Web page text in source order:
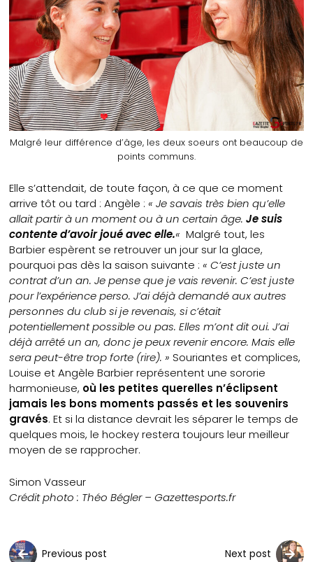
Malgré leur différence d’âge, les deux soeurs ont beaucoup de
points communs.
Elle s’attendait, de toute façon, à ce que ce moment
arrive tôt ou tard : Angèle :« Je savais très bien qu’elle
allait partir à un moment ou à un certain âge.Je suis
contente d’avoir joué avec elle.« Malgré tout, les
Barbier espèrent se retrouver un jour sur la glace,
pourquoi pas dès la saison suivante : « C’est juste un
contrat d’un an. Je pense que je vais revenir. C’est juste
pour l’expérience perso. J’ai déjà demandé aux autres
personnes du club si je revenais, si c’était
potentiellement possible ou pas. Elles m’ont dit oui. J’ai
déjà arrêté un an, donc je peux revenir encore. Mais elle
sera peut-être trop forte (rire). » Souriantes et complices,
Louise et Angèle Barbier représentent une sororie
harmonieuse, où les petites querelles n’éclipsent
jamais les bons moments passés et les souvenirs
gravés. Et si la distance devrait les séparer le temps de
quelques mois, le hockey restera toujours leur meilleur
moyen de se rapprocher.
Simon Vasseur
Crédit photo : Théo Bégler – Gazettesports.fr
Previous post Next post